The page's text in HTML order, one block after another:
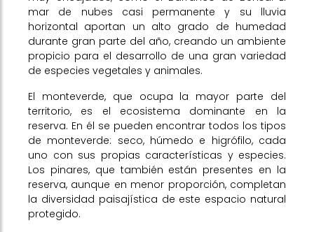
mar de nubes casi permanente y su lluvia
horizontal aportan un alto grado de humedad
durante gran parte del año, creando un ambiente
propicio para el desarrollo de una gran variedad
de especies vegetales y animales.
El monteverde, que ocupa la mayor parte del
territorio, es el ecosistema dominante en la
reserva. En él se pueden encontrar todos los tipos
de monteverde: seco, húmedo e higrófilo, cada
uno con sus propias características y especies.
Los pinares, que también están presentes en la
reserva, aunque en menor proporción, completan
la diversidad paisajística de este espacio natural
protegido.